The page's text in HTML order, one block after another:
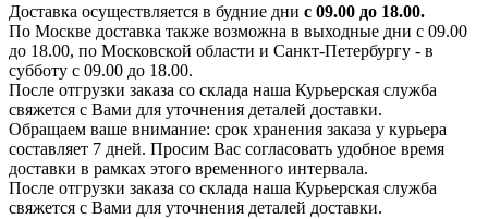
Доставка осуществляется в будние дни с 09.00 до 18.00.
По Москве доставка также возможна в выходные дни с 09.00
до 18.00, по Московской области и Санкт-Петербургу - в
субботу с 09.00 до 18.00.
После отгрузки заказа со склада наша Курьерская служба
свяжется с Вами для уточнения деталей доставки.
Обращаем ваше внимание: срок хранения заказа у курьера
составляет 7 дней. Просим Вас согласовать удобное время
доставки в рамках этого временного интервала.
После отгрузки заказа со склада наша Курьерская служба
свяжется с Вами для уточнения деталей доставки.